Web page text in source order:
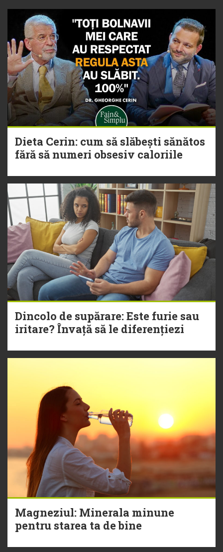
Dieta Cerin: cum să slăbești sănătos
fără să numeri obsesiv caloriile
Dincolo de supărare: Este furie sau
iritare? Învață să le diferențiezi
Magneziul: Minerala minune
pentru starea ta de bine